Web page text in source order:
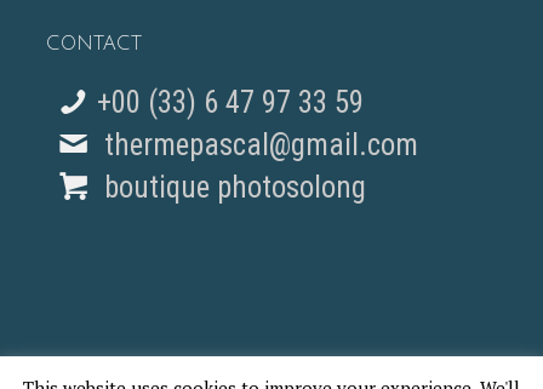
CONTACT
+00 (33) 6 47 97 33 59
thermepascal@gmail.com
boutique photosolong